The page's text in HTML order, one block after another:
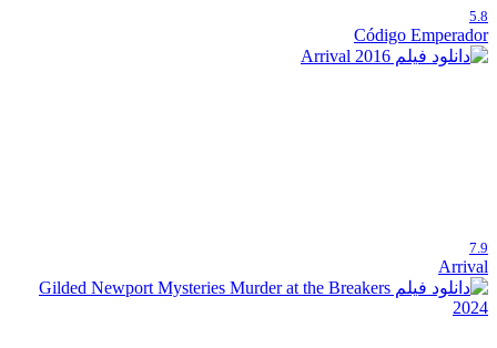
5.8
Código Emperador
7.9
Arrival